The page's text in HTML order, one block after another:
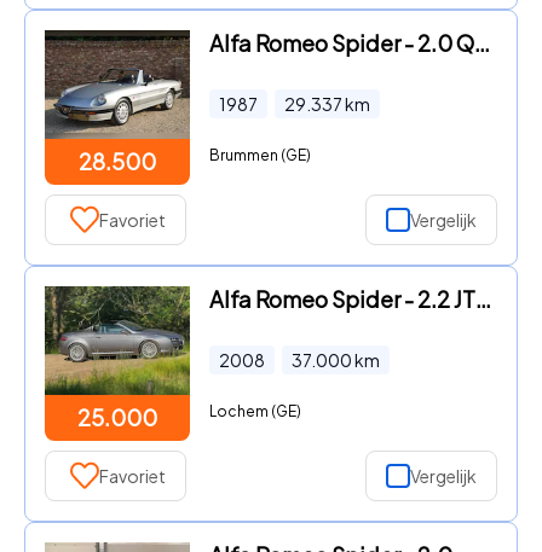
28.500
Alfa Romeo Spider - 2.0 QV "29.400 kilometers" Low kilometers example, In origin
1987 29.337km
Brummen (GE)
Favoriet Vergelijk
25.000
Alfa Romeo Spider - 2.2 JTS Exclusive Zeer goed onderhouden Spider, historie bek
2008 37.000km
Lochem (GE)
Favoriet Vergelijk